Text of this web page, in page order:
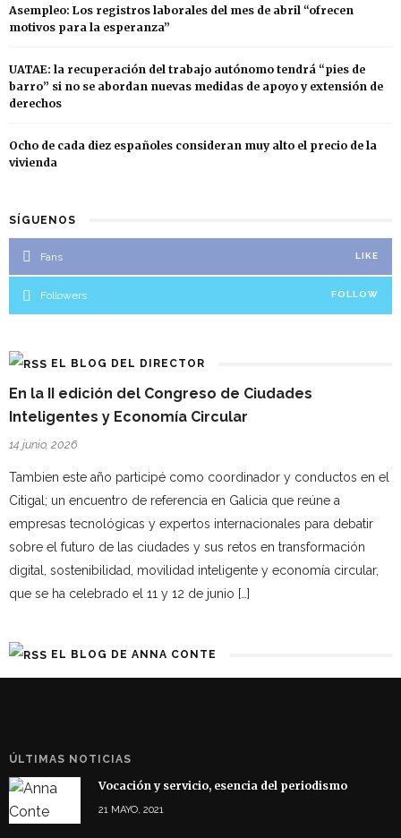
Asempleo: Los registros laborales del mes de abril “ofrecen
motivos para la esperanza”
UATAE: la recuperación del trabajo autónomo tendrá “pies de
barro” si no se abordan nuevas medidas de apoyo y extensión de
derechos
Ocho de cada diez españoles consideran muy alto el precio de la
vivienda
SÍGUENOS
Fans LIKE
Followers FOLLOW
EL BLOG DEL DIRECTOR
En la II edición del Congreso de Ciudades
Inteligentes y Economía Circular
14 junio, 2026
Tambien este año participé como coordinador y conductos en el
Citigal; un encuentro de referencia en Galicia que reúne a
empresas tecnológicas y expertos internacionales para debatir
sobre el futuro de las ciudades y sus retos en transformación
digital, sostenibilidad, movilidad inteligente y economía circular,
que se ha celebrado el 11 y 12 de junio […]
EL BLOG DE ANNA CONTE
ÚLTIMAS NOTICIAS
Vocación y servicio, esencia del periodismo
21 MAYO, 2021